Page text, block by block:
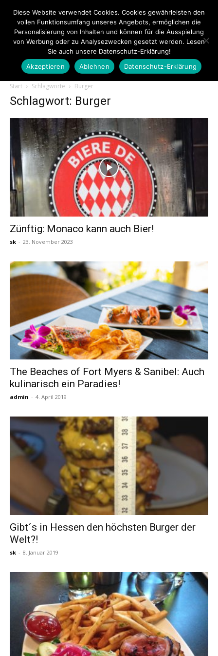
Touristiknews.de
Touristiknews
und
Start Schlagworte Burger
Schlagwort: Burger
Zünftig: Monaco kann auch Bier!
sk - 23. November 2023
The Beaches of Fort Myers & Sanibel: Auch
kulinarisch ein Paradies!
admin - 4. April 2019
Gibt´s in Hessen den höchsten Burger der
Welt?!
sk - 8. Januar 2019
Diese Website verwendet Cookies. Cookies gewährleisten den
vollen Funktionsumfang unseres Angebots, ermöglichen die
Personalisierung von Inhalten und können für die Ausspielung
von Werbung oder zu Analysezwecken gesetzt werden. Lesen
Sie auch unsere Datenschutz-Erklärung!
Akzeptieren
Ablehnen Datenschutz-Erklärung